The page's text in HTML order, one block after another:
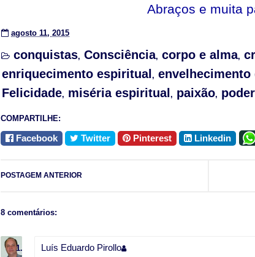
Abraços e muita
agosto 11, 2015
conquistas, Consciência, corpo e alma,
enriquecimento espiritual , envelhecimento
Felicidade, miséria espiritual , paixão,
COMPARTILHE:
Facebook Twitter Pinterest Linkedin
POSTAGEM ANTERIOR
8 comentários:
Luís Eduardo Pirollo